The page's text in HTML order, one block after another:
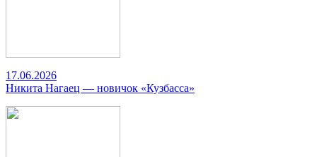
17.06.2026
Никита Нагаец — новичок «Кузбасса»